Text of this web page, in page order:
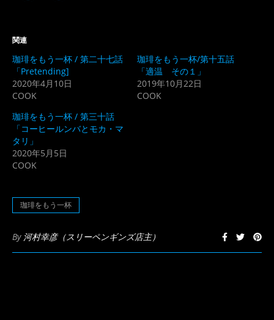
有
(新
し
い
ウ
ィ
ド
ウ
で
き
ま
す)
リ
ッ
ク
し
て
さ
い
(新
い
ウ
で
開
き
関連
珈琲をもう一杯 / 第二十七話
「Pretending]
2020年4月10日
COOK
珈琲をもう一杯/第十五話
「適温 その１」
2019年10月22日
COOK
珈琲をもう一杯 / 第三十話
「コーヒールンバとモカ・マ
タリ」
2020年5月5日
COOK
珈琲をもう一杯
By 河村幸彦（スリーペンギンズ店主）